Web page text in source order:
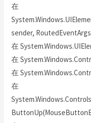
在
sender,
在
在
在
在